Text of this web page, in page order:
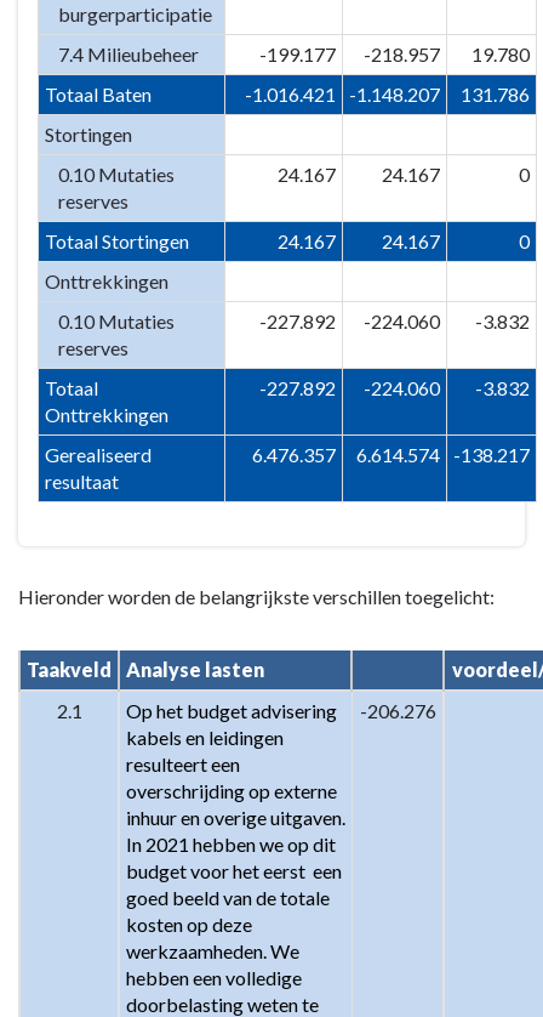
burgerparticipatie
7.4 Milieubeheer -199.177 -218.957
19.780
Totaal Baten
-1.016.421 -1.148.207
131.786
Stortingen
0.10 Mutaties
reserves
24.167 24.167 0
Totaal Stortingen 24.167 24.167
0
Onttrekkingen
0.10 Mutaties
reserves
-227.892 -224.060 -3.832
Totaal
Onttrekkingen
-227.892 -224.060 -3.832
Gerealiseerd
resultaat
6.476.357 6.614.574 -138.217
Hieronder worden de belangrijkste verschillen toegelicht:
Taakveld Analyse lasten
2.1
Op het budget advisering
kabels en leidingen
resulteert een
overschrijding op externe
inhuur en overige uitgaven.
In 2021 hebben we op dit
budget voor het eerst  een
goed beeld van de totale
kosten op deze
werkzaamheden. We
hebben een volledige
doorbelasting weten te
-206.276